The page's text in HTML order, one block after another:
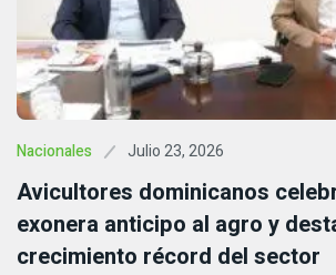
Nacionales Julio 23, 2026
Avicultores dominicanos
exonera anticipo al agro y
crecimiento récord del sector